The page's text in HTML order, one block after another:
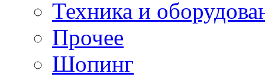
Техника и
Прочее
Шопинг